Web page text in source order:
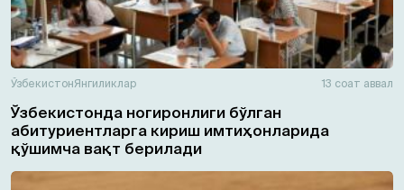
ЎзбекистонЯнгиликлар 13 соат аввал
Ўзбекистонда ногиронлиги бўлган
абитуриентларга кириш имтиҳонларида
қўшимча вақт берилади